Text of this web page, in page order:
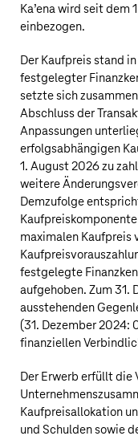
Ka’ena wird seit dem
einbezogen.
Der Kaufpreis stand
festgelegter
setzte sich
Abschluss der
Anpassungen
erfolgsabhängigen
1. August 2026 zu
weitere
Demzufolge
maximalen Kaufpreis
festgelegte
aufgehoben. Zum 31.
ausstehenden
(31. Dezember 2024:
finanziellen
Der Erwerb erfüllt die
Kaufpreisallokation
und Schulden sowie